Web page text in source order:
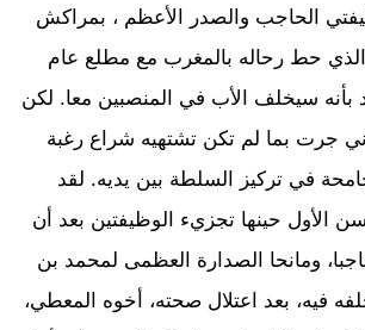
الحاجب والصدر الأعظم ، بمراكش
الذي حط رحاله بالمغرب مع مطلع عام
بأنه سيخلف الأب في المنصبين معا. لكن
جرت بما لم تكن تشتهيه شراع رغبة
في تركيز السلطة بين يديه. لقد
الأول حينها تجزيء الوظيفتين بعد أن
ومانحا الصدارة العظمى لمحمد بن
فيه، بعد اعتلال صحته، أخوه المعطي،